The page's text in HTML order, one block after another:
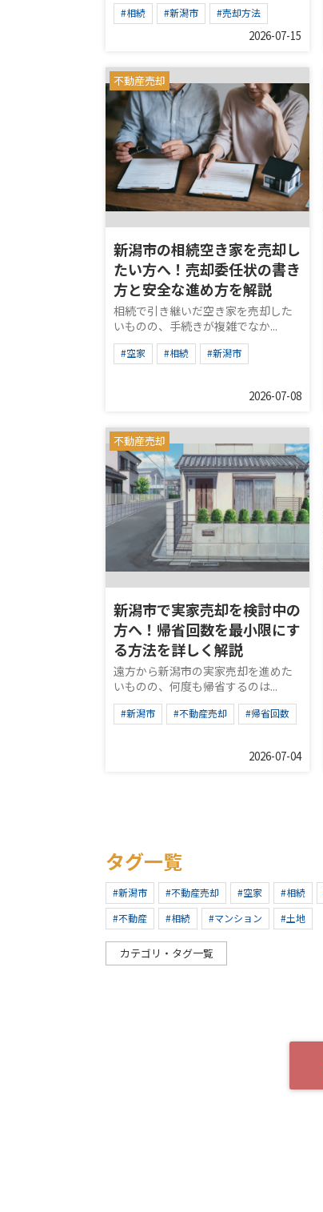
#相続 #新潟市 #売却方法
2026-07-15
不動産売却
新潟市の相続空き家を売却し
たい方へ！売却委任状の書き
方と安全な進め方を解説
相続で引き継いだ空き家を売却した
いものの、手続きが複雑でなか...
#空家 #相続 #新潟市
2026-07-08
不動産売却
新潟市で実家売却を検討中の
方へ！帰省回数を最小限にす
る方法を詳しく解説
遠方から新潟市の実家売却を進めた
いものの、何度も帰省するのは...
#新潟市 #不動産売却 #帰省回数
2026-07-04
タグ一覧
#新潟市 #不動産売却 #空家 #相続
#不動産
#相続 #マンション #土地
カテゴリ・タグ一覧